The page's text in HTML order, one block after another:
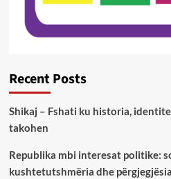
Recent Posts
Shikaj – Fshati ku historia,
takohen
Republika mbi interesat politike:
kushtetutshmëria dhe